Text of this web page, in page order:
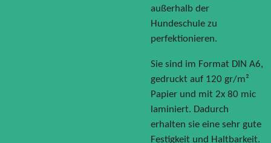
außerhalb der
Hundeschule zu
perfektionieren.
Sie sind im Format DIN A6,
gedruckt auf 120 gr/m²
Papier und mit 2x 80 mic
laminiert. Dadurch
erhalten sie eine sehr gute
Festigkeit und Haltbarkeit.